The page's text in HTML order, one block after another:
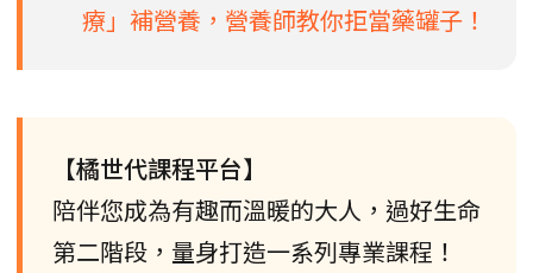
療」補營養，營養師教你拒當藥罐子！
【橘世代課程平台】
陪伴您成為有趣而溫暖的大人，過好生命
第二階段，量身打造一系列專業課程！